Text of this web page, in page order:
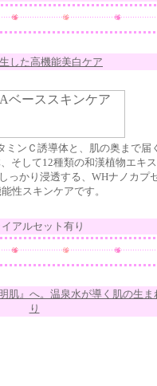
した高機能美白ケア
ミンＣ誘導体と、肌の奥まで届
そして12種類の和漢植物エキ
っかり浸透する、WHナノカプ
性スキンケアです。
イアルセット有り
肌』へ。温泉水が導く肌の生ま
り